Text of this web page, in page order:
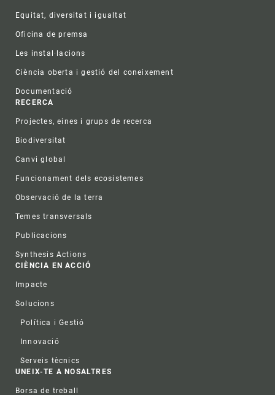
Equitat, diversitat i igualtat
Oficina de premsa
Les instal·lacions
Ciència oberta i gestió del coneixement
Documentació
RECERCA
Projectes, eines i grups de recerca
Biodiversitat
Canvi global
Funcionament dels ecosistemes
Observació de la terra
Temes transversals
Publicacions
Synthesis Actions
CIÈNCIA EN ACCIÓ
Impacte
Solucions
Política i Gestió
Innovació
Serveis tècnics
UNEIX-TE A NOSALTRES
Borsa de treball